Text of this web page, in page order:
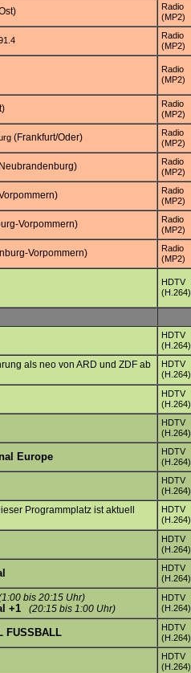
Radio
(MP2)
Radio
(MP2)
Radio
(MP2)
Radio
(MP2)
(Frankfurt/Oder)
Radio
(MP2)
Radio
(MP2)
Radio
(MP2)
Vorpommern)
Radio
(MP2)
Vorpommern)
Radio
(MP2)
HDTV
(H.264)
HDTV
(H.264)
als neo von ARD und ZDF ab
HDTV
(H.264)
HDTV
(H.264)
HDTV
(H.264)
Europe
HDTV
(H.264)
HDTV
(H.264)
Programmplatz ist aktuell
HDTV
(H.264)
HDTV
(H.264)
HDTV
(H.264)
bis 20:15 Uhr)
+1 (20:15 bis 1:00 Uhr)
HDTV
(H.264)
FUSSBALL
HDTV
(H.264)
HDTV
(H.264)